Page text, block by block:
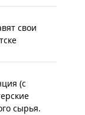
свои
(с
сырья.